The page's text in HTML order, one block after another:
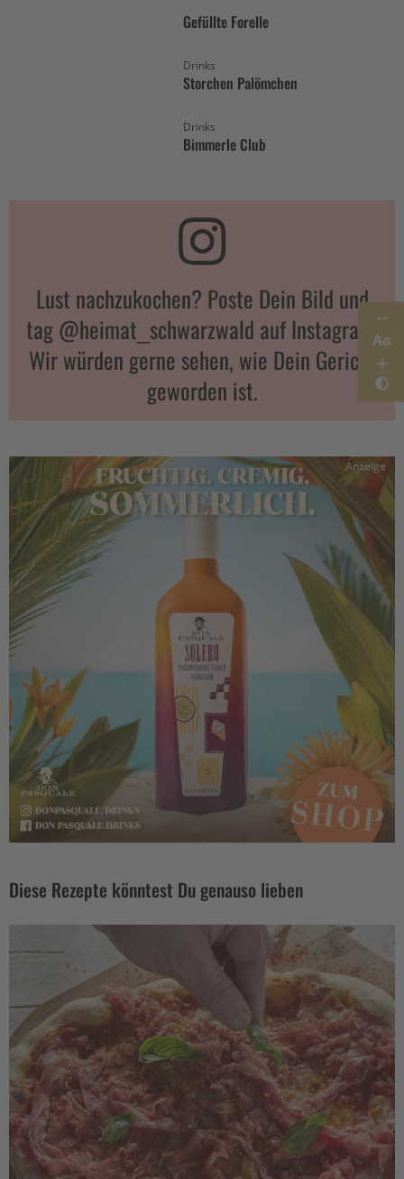
Aa
Gefüllte Forelle
Drinks
Storchen Palömchen
Drinks
Bimmerle Club
Lust nachzukochen? Poste Dein Bild und
tag @heimat_schwarzwald auf Instagram.
Wir würden gerne sehen, wie Dein Gericht
geworden ist.
Anzeige
Diese Rezepte könntest Du genauso lieben